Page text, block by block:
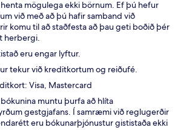
henta mögulega ekki börnum. Ef þú hefur
við með að þú hafir samband við
komu til að staðfesta að þau geti boðið þér
herbergi.
eru engar lyftur.
tekur við kreditkortum og reiðufé.
Visa, Mastercard
muntu þurfa að hlíta
gestgjafans. Í samræmi við reglugerðir
eru bókunarþjónustur gististaða ekki